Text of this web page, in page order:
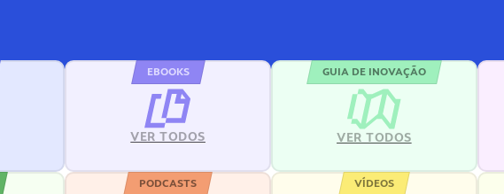
EBOOKS
VER TODOS
GUIA DE INOVAÇÃO
VER TODOS
PODCASTS VÍDEOS